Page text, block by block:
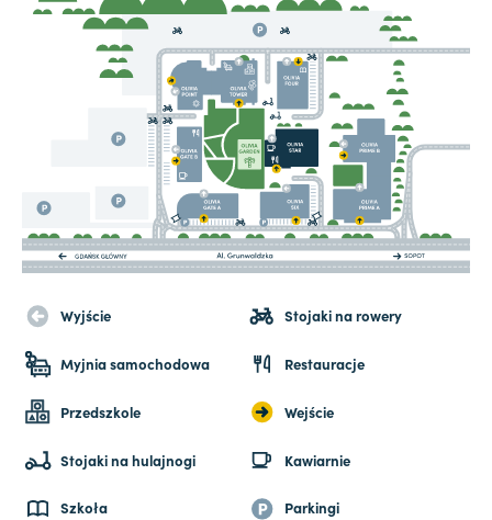
Wyjście Stojaki na rowery
Myjnia samochodowa Restauracje
Przedszkole Wejście
Stojaki na hulajnogi Kawiarnie
Szkoła Parkingi